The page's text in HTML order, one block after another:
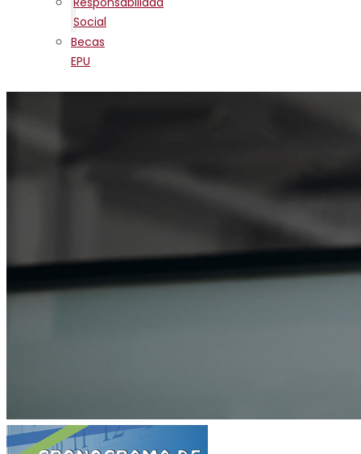
Social
Becas
EPU